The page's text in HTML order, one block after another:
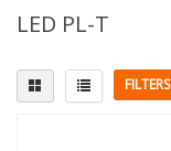
LED PL-T
FILTERS